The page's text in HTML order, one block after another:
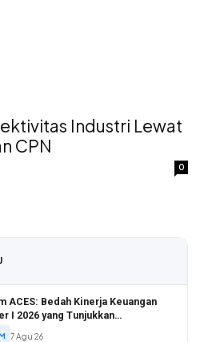
Industri Lewat
CPN
0
ACES: Bedah Kinerja Keuangan
I 2026 yang Tunjukkan
7 Agu 26